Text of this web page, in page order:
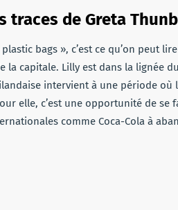
traces de Greta
plastic bags », c’est ce qu’on peut
la capitale. Lilly est dans la lignée
intervient à une période où
elle, c’est une opportunité de se
comme Coca-Cola à